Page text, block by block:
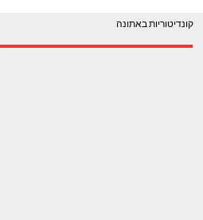
קונדיטוריות באתונה